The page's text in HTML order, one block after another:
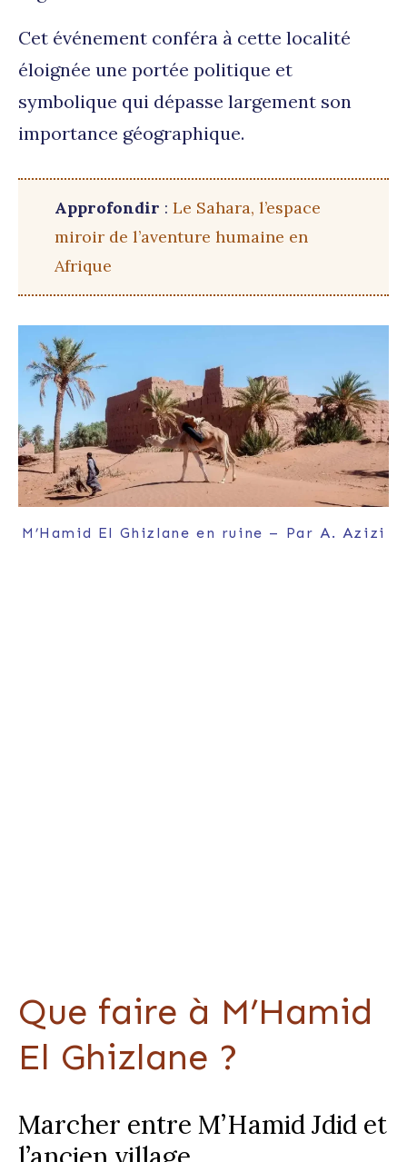
Cet événement conféra à cette localité
éloignée une portée politique et
symbolique qui dépasse largement son
importance géographique.
Approfondir : Le Sahara, l’espace
miroir de l’aventure humaine en
Afrique
M’Hamid El Ghizlane en ruine – Par A. Azizi
Que faire à M’Hamid
El Ghizlane ?
Marcher entre M’Hamid Jdid et